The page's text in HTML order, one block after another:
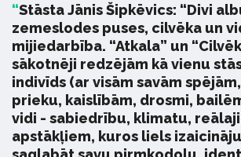
Stāsta Jānis Šipkēvics: “Divi
zemeslodes puses, cilvēka un
mijiedarbība. “Atkala” un
sākotnēji redzējām kā vienu
indivīds (ar visām savām
prieku, kaislībām, drosmi,
vidi - sabiedrību, klimatu,
apstākļiem, kuros liels